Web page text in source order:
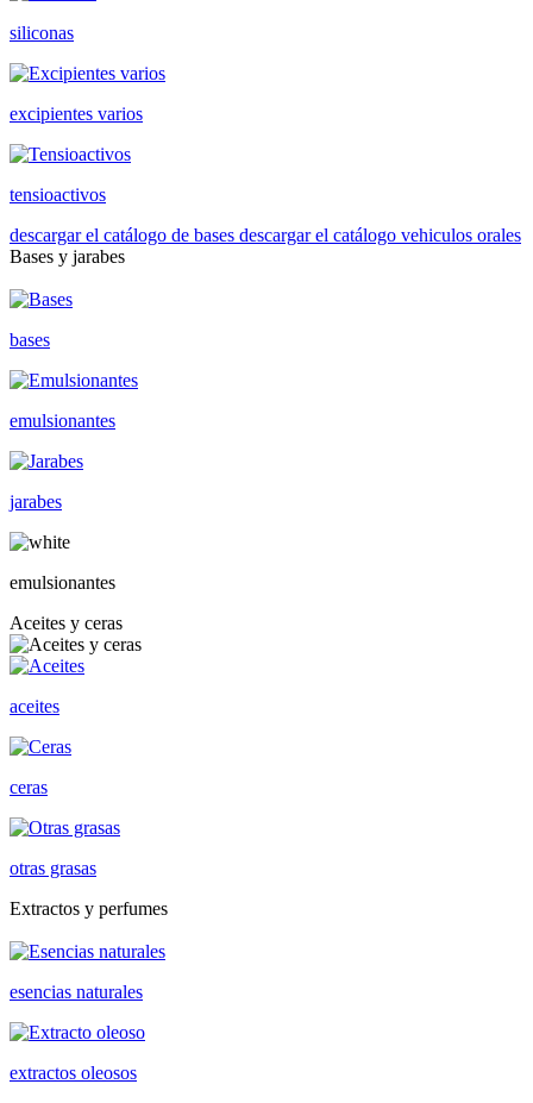
siliconas
excipientes varios
tensioactivos
descargar el catálogo de bases descargar el catálogo vehiculos orales
Bases y jarabes
bases
emulsionantes
jarabes
emulsionantes
Aceites y ceras
aceites
ceras
otras grasas
Extractos y perfumes
esencias naturales
extractos oleosos